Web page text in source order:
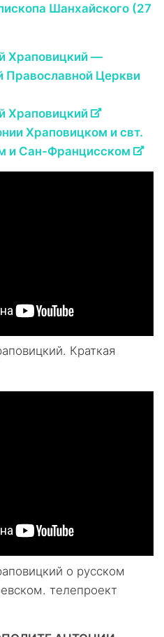
Шанхайского (27
Храповицкий —
Православной Церкви
Храповицкий
Храповицком и свт.
и Сан-Францисском
Краткая
о русском
телепроект